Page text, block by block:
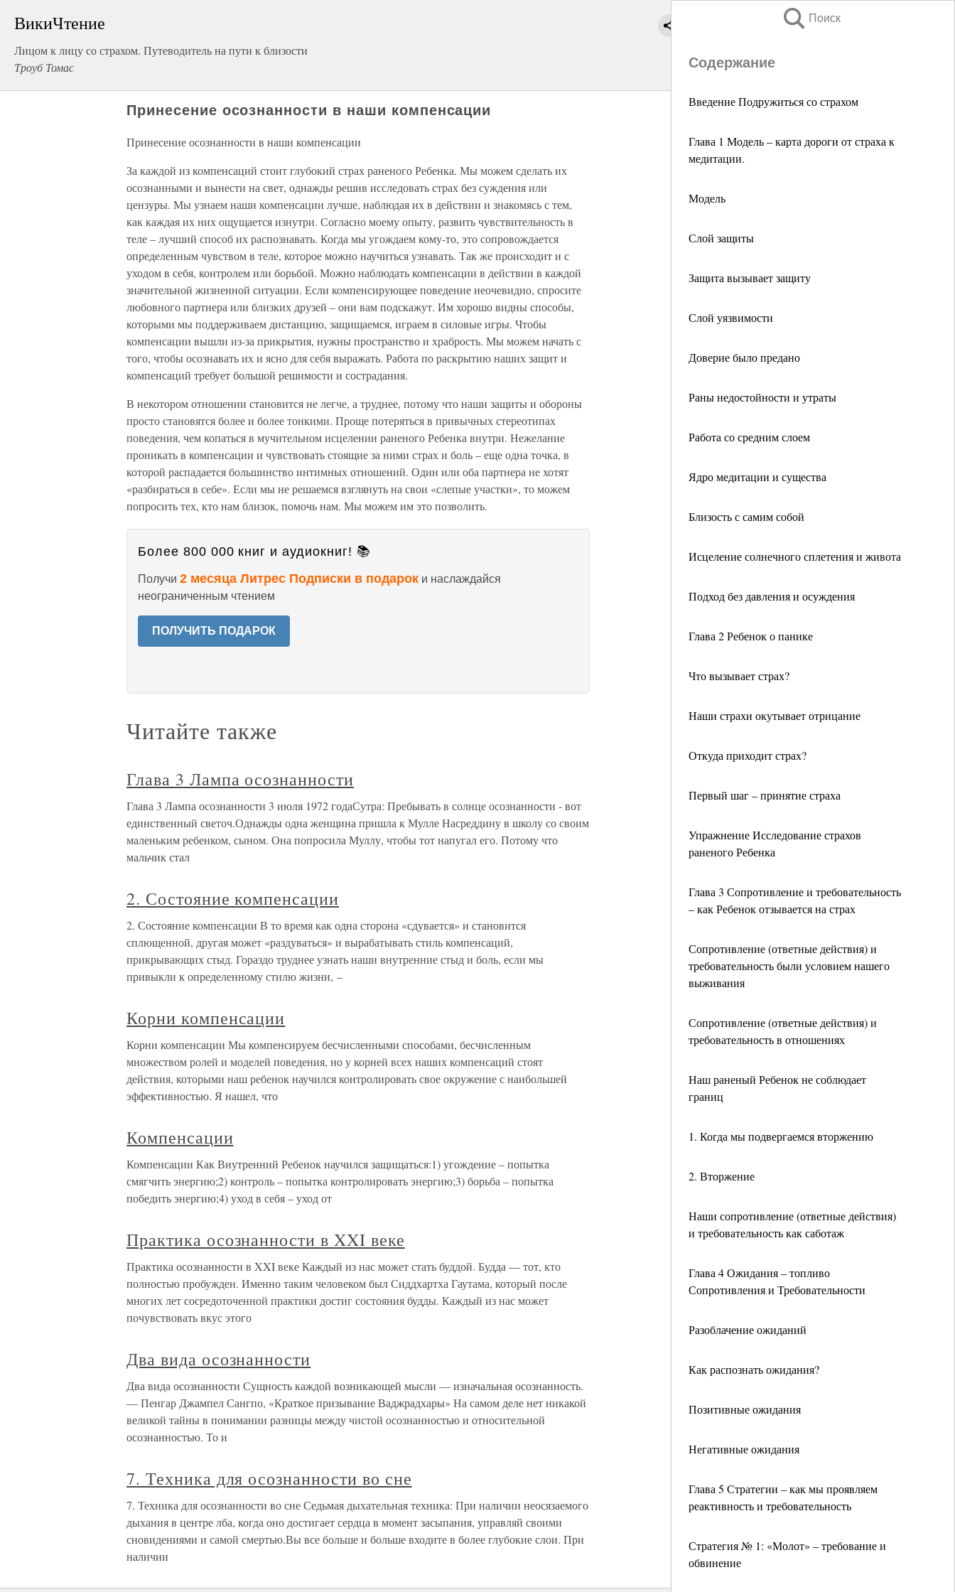
ВикиЧтение
Лицом к лицу со страхом. Путеводитель на пути к близости
Троуб Томас
Поиск
Содержание
Введение Подружиться со страхом
Глава 1 Модель – карта дороги от страха к
медитации.
Модель
Слой защиты
Защита вызывает защиту
Слой уязвимости
Доверие было предано
Раны недостойности и утраты
Работа со средним слоем
Ядро медитации и существа
Близость с самим собой
Исцеление солнечного сплетения и живота
Подход без давления и осуждения
Глава 2 Ребенок о панике
Что вызывает страх?
Наши страхи окутывает отрицание
Откуда приходит страх?
Первый шаг – принятие страха
Упражнение Исследование страхов
раненого Ребенка
Глава 3 Сопротивление и требовательность
– как Ребенок отзывается на страх
Сопротивление (ответные действия) и
требовательность были условием нашего
выживания
Сопротивление (ответные действия) и
требовательность в отношениях
Наш раненый Ребенок не соблюдает
границ
1. Когда мы подвергаемся вторжению
2. Вторжение
Наши сопротивление (ответные действия)
и требовательность как саботаж
Глава 4 Ожидания – топливо
Сопротивления и Требовательности
Разоблачение ожиданий
Как распознать ожидания?
Позитивные ожидания
Негативные ожидания
Глава 5 Стратегии – как мы проявляем
реактивность и требовательность
Стратегия № 1: «Молот» – требование и
обвинение
Принесение осознанности в наши компенсации
Принесение осознанности в наши компенсации
За каждой из компенсаций стоит глубокий страх раненого Ребенка. Мы можем сделать их
осознанными и вынести на свет, однажды решив исследовать страх без суждения или
цензуры. Мы узнаем наши компенсации лучше, наблюдая их в действии и знакомясь с тем,
как каждая их них ощущается изнутри. Согласно моему опыту, развить чувствительность в
теле – лучший способ их распознавать. Когда мы угождаем кому-то, это сопровождается
определенным чувством в теле, которое можно научиться узнавать. Так же происходит и с
уходом в себя, контролем или борьбой. Можно наблюдать компенсации в действии в каждой
значительной жизненной ситуации. Если компенсирующее поведение неочевидно, спросите
любовного партнера или близких друзей – они вам подскажут. Им хорошо видны способы,
которыми мы поддерживаем дистанцию, защищаемся, играем в силовые игры. Чтобы
компенсации вышли из-за прикрытия, нужны пространство и храбрость. Мы можем начать с
того, чтобы осознавать их и ясно для себя выражать. Работа по раскрытию наших защит и
компенсаций требует большой решимости и сострадания.
В некотором отношении становится не легче, а труднее, потому что наши защиты и обороны
просто становятся более и более тонкими. Проще потеряться в привычных стереотипах
поведения, чем копаться в мучительном исцелении раненого Ребенка внутри. Нежелание
проникать в компенсации и чувствовать стоящие за ними страх и боль – еще одна точка, в
которой распадается большинство интимных отношений. Один или оба партнера не хотят
«разбираться в себе». Если мы не решаемся взглянуть на свои «слепые участки», то можем
попросить тех, кто нам близок, помочь нам. Мы можем им это позволить.
Более 800 000 книг и аудиокниг! 📚
Получи 2 месяца Литрес Подписки в подарок и наслаждайся
неограниченным чтением
ПОЛУЧИТЬ ПОДАРОК
Читайте также
Глава 3 Лампа осознанности
Глава 3 Лампа осознанности 3 июля 1972 годаСутра: Пребывать в солнце осознанности - вот
единственный светоч.Однажды одна женщина пришла к Мулле Насреддину в школу со своим
маленьким ребенком, сыном. Она попросила Муллу, чтобы тот напугал его. Потому что
мальчик стал
2. Состояние компенсации
2. Состояние компенсации В то время как одна сторона «сдувается» и становится
сплющенной, другая может «раздуваться» и вырабатывать стиль компенсаций,
прикрывающих стыд. Гораздо труднее узнать наши внутренние стыд и боль, если мы
привыкли к определенному стилю жизни, –
Корни компенсации
Корни компенсации Мы компенсируем бесчисленными способами, бесчисленным
множеством ролей и моделей поведения, но у корней всех наших компенсаций стоят
действия, которыми наш ребенок научился контролировать свое окружение с наибольшей
эффективностью. Я нашел, что
Компенсации
Компенсации Как Внутренний Ребенок научился защищаться:1) угождение – попытка
смягчить энергию;2) контроль – попытка контролировать энергию;3) борьба – попытка
победить энергию;4) уход в себя – уход от
Практика осознанности в XXI веке
Практика осознанности в XXI веке Каждый из нас может стать буддой. Будда — тот, кто
полностью пробужден. Именно таким человеком был Сиддхартха Гаутама, который после
многих лет сосредоточенной практики достиг состояния будды. Каждый из нас может
почувствовать вкус этого
Два вида осознанности
Два вида осознанности Сущность каждой возникающей мысли — изначальная осознанность.
— Пенгар Джампел Сангпо, «Краткое призывание Ваджрадхары» На самом деле нет никакой
великой тайны в понимании разницы между чистой осознанностью и относительной
осознанностью. То и
7. Техника для осознанности во сне
7. Техника для осознанности во сне Седьмая дыхательная техника: При наличии неосязаемого
дыхания в центре лба, когда оно достигает сердца в момент засыпания, управляй своими
сновидениями и самой смертью.Вы все больше и больше входите в более глубокие слои. При
наличии